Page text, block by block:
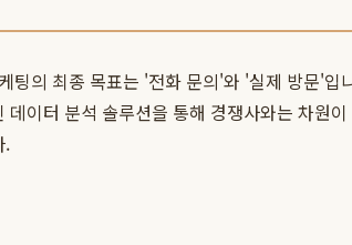
의 최종 목표는 '전화 문의'와 '실제 방문'입
이터 분석 솔루션을 통해 경쟁사와는 차원
.